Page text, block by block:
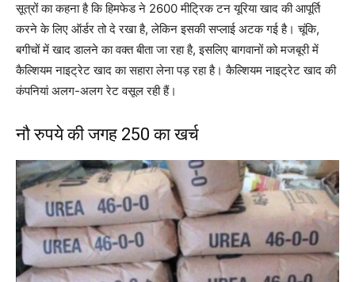
सूत्रों का कहना है कि हिमफेड ने 2600 मीट्रिक टन यूरिया खाद की आपूर्ति
करने के लिए ऑर्डर तो दे रखा है, लेकिन इसकी सप्लाई अटक गई है। चूंकि,
बगीचों में खाद डालने का वक्त बीता जा रहा है, इसलिए बागवानों को मजबूरी में
कैल्शियम नाइट्रेट खाद का सहारा लेना पड़ रहा है। कैल्शियम नाइट्रेट खाद की
कंपनियां अलग-अलग रेट वसूल रही हैं।
नौ रुपये की जगह 250 का खर्च